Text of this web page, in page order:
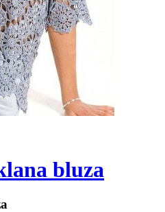
bluza